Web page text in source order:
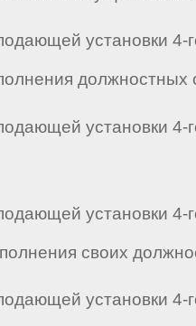
установки 4-
должностных
установки 4-
установки
своих
установки